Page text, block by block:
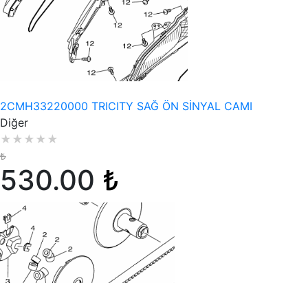
2CMH33220000 TRICITY SAĞ ÖN SİNYAL CAMI
Diğer
★ ★ ★ ★ ★
₺
530.00 ₺